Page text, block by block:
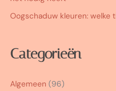
Oogschaduw kleuren: welke
Categorieën
Algemeen (96)